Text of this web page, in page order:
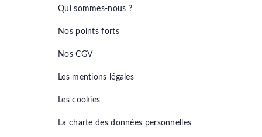
Qui sommes-nous ?
Nos points forts
Nos CGV
Les mentions légales
Les cookies
La charte des données personnelles